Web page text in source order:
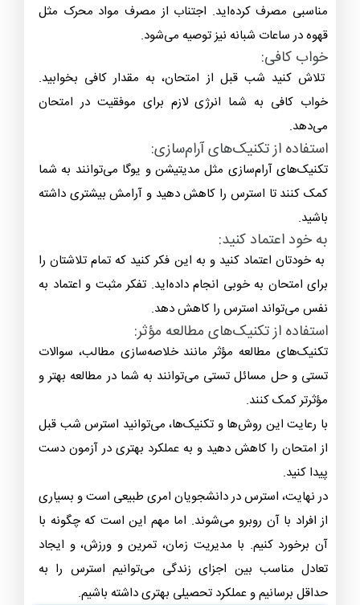
مناسبی مصرف کرده‌اید. اجتناب از مصرف مواد محرک مثل
قهوه در ساعات شبانه نیز توصیه می‌شود.
خواب کافی:
تلاش کنید شب قبل از امتحان، به مقدار کافی بخوابید.
خواب کافی به شما انرژی لازم برای موفقیت در امتحان
می‌دهد.
استفاده از تکنیک‌های آرام‌سازی:
تکنیک‌های آرام‌سازی مثل مدیتیشن و یوگا می‌توانند به شما
کمک کنند تا استرس را کاهش دهید و آرامش بیشتری داشته
باشید.
به خود اعتماد کنید:
به خودتان اعتماد کنید و به این فکر کنید که تمام تلاشتان را
برای امتحان به خوبی انجام داده‌اید. تفکر مثبت و اعتماد به
نفس می‌تواند استرس را کاهش دهد.
استفاده از تکنیک‌های مطالعه مؤثر:
تکنیک‌های مطالعه مؤثر مانند خلاصه‌سازی مطالب، سوالات
تستی و حل مسائل تستی می‌توانند به شما در مطالعه بهتر و
مؤثرتر کمک کنند.
با رعایت این روش‌ها و تکنیک‌ها، می‌توانید استرس شب قبل
از امتحان را کاهش دهید و به عملکرد بهتری در آزمون دست
پیدا کنید.
در نهایت، استرس در دانشجویان امری طبیعی است و بسیاری
از افراد با آن روبرو می‌شوند. اما مهم این است که چگونه با
آن برخورد کنیم. با مدیریت زمان، تمرین و ورزش، و ایجاد
تعادل مناسب بین اجزای زندگی می‌توانیم استرس را به
حداقل برسانیم و عملکرد تحصیلی بهتری داشته باشیم.